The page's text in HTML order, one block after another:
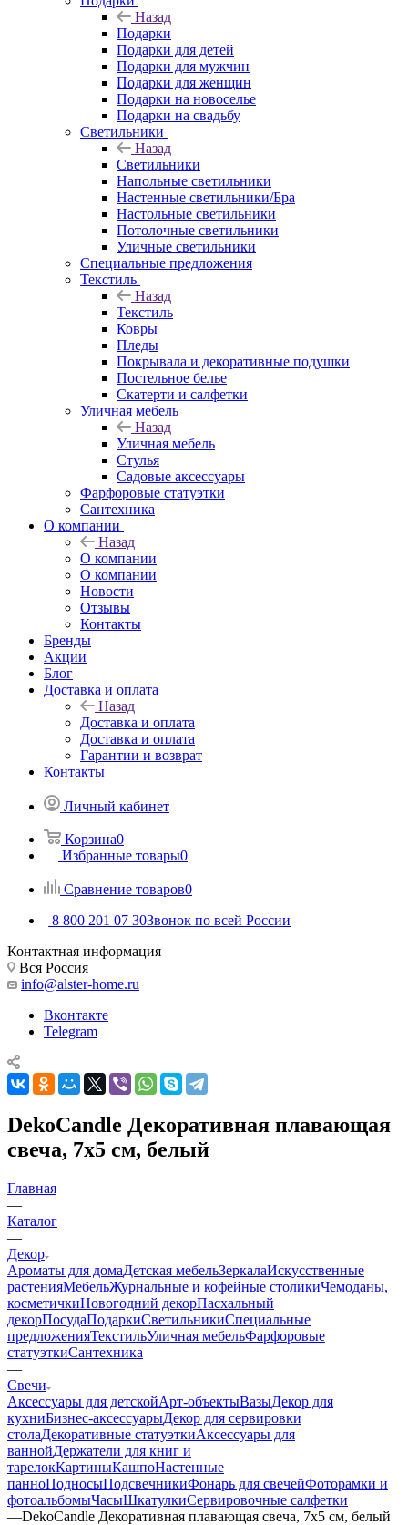
Назад
Подарки
Подарки для детей
Подарки для мужчин
Подарки для женщин
Подарки на новоселье
Подарки на свадьбу
Светильники
Назад
Светильники
Напольные светильники
Настенные светильники/Бра
Настольные светильники
Потолочные светильники
Уличные светильники
Специальные предложения
Текстиль
Назад
Текстиль
Ковры
Пледы
Покрывала и декоративные подушки
Постельное белье
Скатерти и салфетки
Уличная мебель
Назад
Уличная мебель
Стулья
Садовые аксессуары
Фарфоровые статуэтки
Сантехника
О компании
Назад
О компании
О компании
Новости
Отзывы
Контакты
Бренды
Акции
Блог
Доставка и оплата
Назад
Доставка и оплата
Доставка и оплата
Гарантии и возврат
Контакты
Личный кабинет
Корзина0
Избранные товары0
Сравнение товаров0
8 800 201 07 30Звонок по всей России
Контактная информация
Вся Россия
info@alster-home.ru
Вконтакте
Telegram
DekoCandle Декоративная плавающая
свеча, 7х5 см, белый
Главная
—
Каталог
—
Декор
Ароматы для домаДетская мебельЗеркалаИскусственные
растенияМебельЖурнальные и кофейные столикиЧемоданы,
косметичкиНовогодний декорПасхальный
декорПосудаПодаркиСветильникиСпециальные
предложенияТекстильУличная мебельФарфоровые
статуэткиСантехника
—
Свечи
Аксессуары для детскойАрт-объектыВазыДекор для
кухниБизнес-аксессуарыДекор для сервировки
столаДекоративные статуэткиАксессуары для
ваннойДержатели для книг и
тарелокКартиныКашпоНастенные
панноПодносыПодсвечникиФонарь для свечейФоторамки и
фотоальбомыЧасыШкатулкиСервировочные салфетки
—DekoCandle Декоративная плавающая свеча, 7х5 см, белый